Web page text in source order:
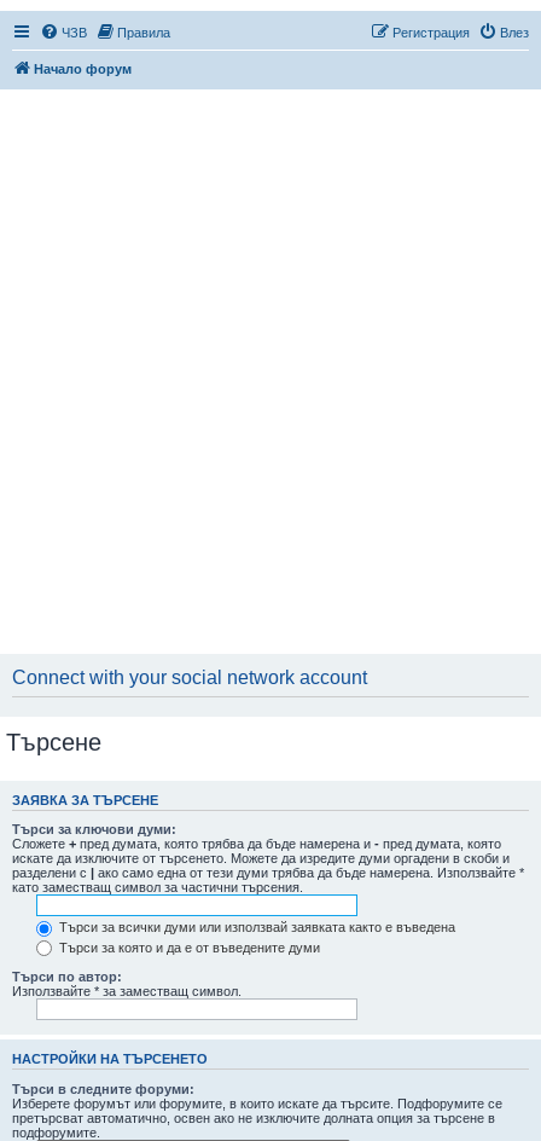
ЧЗВ Правила Влез
Регистрация
Начало форум
Connect with your social network account
Търсене
ЗАЯВКА ЗА ТЪРСЕНЕ
Търси за ключови думи:
Сложете + пред думата, която трябва да бъде намерена и - пред думата, която
искате да изключите от търсенето. Можете да изредите думи оргадени в скоби и
разделени с | ако само една от тези думи трябва да бъде намерена. Използвайте *
като заместващ символ за частични търсения.
Търси за всички думи или използвай заявката както е въведена
Търси за която и да е от въведените думи
Търси по автор:
Използвайте * за заместващ символ.
НАСТРОЙКИ НА ТЪРСЕНЕТО
Търси в следните форуми:
Изберете форумът или форумите, в които искате да търсите. Подфорумите се
претърсват автоматично, освен ако не изключите долната опция за търсене в
подфорумите.